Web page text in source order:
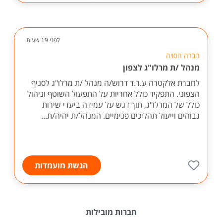
לפני 19 שעות
חברה חסויה
מנהל /ת מרלו"ג לצפון
לחברת אלקטרה ע.ר.ד דרוש/ה מנהל /ת מרלו"ג לסניף
הצפוני. התפקיד כולל אחריות על התפעול השוטף וניהול
כולל של המרלו"ג, תוך דגש על עמידה ביעדי שירות
גבוהים וייעול תהליכים פנימיים. המנהל/ת יהיה/ת...
הגשת מועמדות
חברות מובילות